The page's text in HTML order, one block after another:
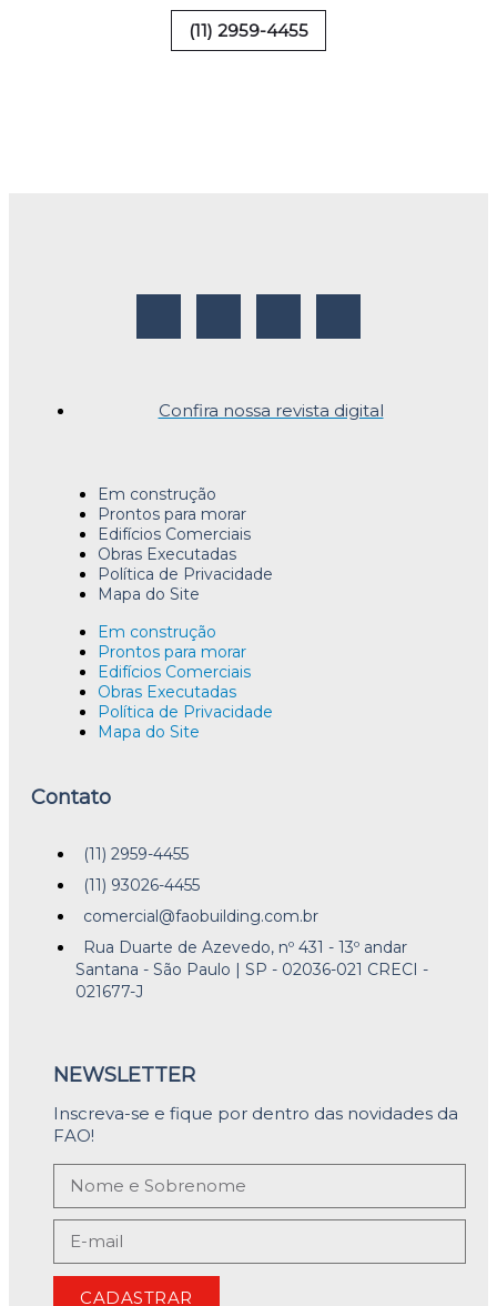
(11) 2959-4455
Confira nossa revista digital
Em construção
Prontos para morar
Edifícios Comerciais
Obras Executadas
Política de Privacidade
Mapa do Site
Em construção
Prontos para morar
Edifícios Comerciais
Obras Executadas
Política de Privacidade
Mapa do Site
Contato
(11) 2959-4455
(11) 93026-4455
comercial@faobuilding.com.br
Rua Duarte de Azevedo, nº 431 - 13º andar
Santana - São Paulo | SP - 02036-021 CRECI -
021677-J
NEWSLETTER
Inscreva-se e fique por dentro das novidades da
FAO!
CADASTRAR